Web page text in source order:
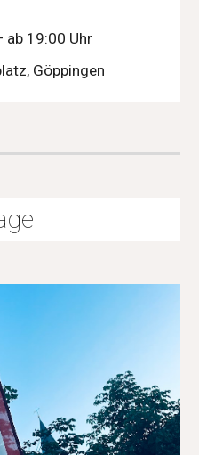
ab 19:00 Uhr
Göppingen